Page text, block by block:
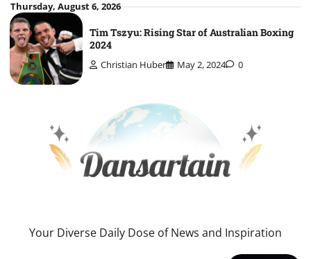
Skip
to
content
Thursday, August 6, 2026
Tim Tszyu: Rising Star of Australian Boxing
2024
Christian Huber May 2, 2024 0
Your Diverse Daily Dose of News and Inspiration